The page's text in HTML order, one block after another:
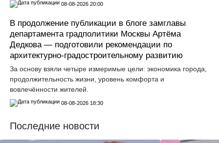
08-08-2026 20:00
В продолжение публикации в блоге замглавы
департамента градполитики Москвы Артёма
Дедкова — подготовили рекомендации по
архитектурно-градостроительному развитию
За основу взяли четыре измеримые цели: экономика города,
продолжительность жизни, уровень комфорта и
вовлечённости жителей.
08-08-2026 18:30
Последние новости